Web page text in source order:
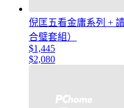
倪匡五看金庸系列 +
合璧套組）
$1,445
$2,080